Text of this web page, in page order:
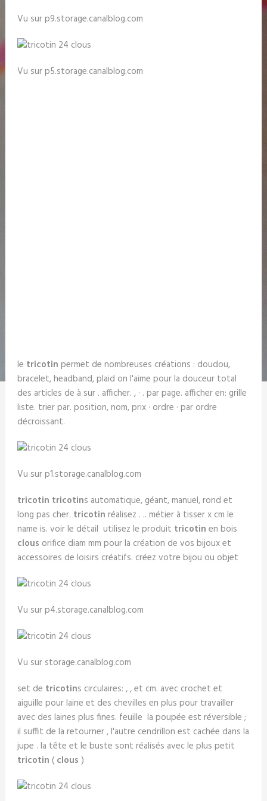
Vu sur p9.storage.canalblog.com
Vu sur p5.storage.canalblog.com
le tricotin permet de nombreuses créations : doudou,
bracelet, headband, plaid on l'aime pour la douceur total
des articles de à sur . afficher. , · . par page. afficher en: grille
liste. trier par. position, nom, prix · ordre · par ordre
décroissant.
Vu sur p1.storage.canalblog.com
tricotin tricotins automatique, géant, manuel, rond et
long pas cher. tricotin réalisez . .. métier à tisser x cm le
name is. voir le détail utilisez le produit tricotin en bois
clous orifice diam mm pour la création de vos bijoux et
accessoires de loisirs créatifs. créez votre bijou ou objet
Vu sur p4.storage.canalblog.com
Vu sur storage.canalblog.com
set de tricotins circulaires: , , et cm. avec crochet et
aiguille pour laine et des chevilles en plus pour travailler
avec des laines plus fines. feuille la poupée est réversible ;
il suffit de la retourner , l'autre cendrillon est cachée dans la
jupe . la tête et le buste sont réalisés avec le plus petit
tricotin ( clous )